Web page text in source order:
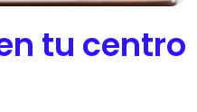
tu centro